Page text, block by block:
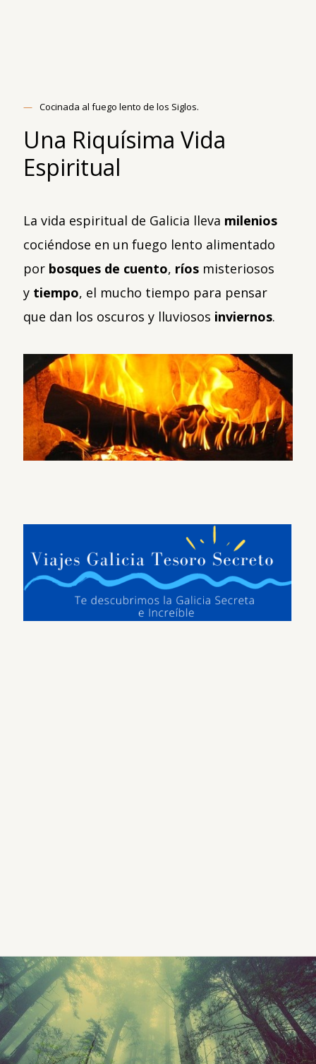
— Cocinada al fuego lento de los Siglos.
Una Riquísima Vida
Espiritual
La vida espiritual de Galicia lleva milenios
cociéndose en un fuego lento alimentado
por bosques de cuento, ríos misteriosos
y tiempo, el mucho tiempo para pensar
que dan los oscuros y lluviosos inviernos.